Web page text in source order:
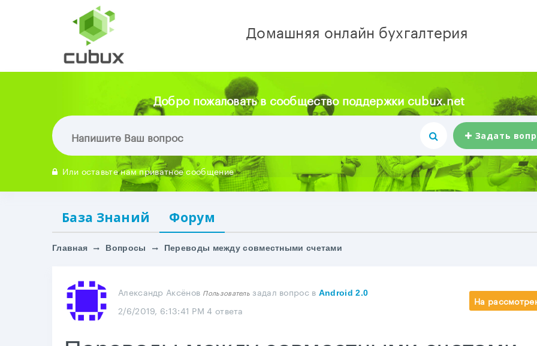
Домашняя онлайн бухгалтерия
Добро пожаловать в сообщество поддержки cubux.net
Задать
Или оставьте нам приватное сообщение
База Знаний Форум
Главная Вопросы Переводы между совместными счетами
Александр Аксёнов Пользователь задал вопрос в Android 2.0
2/6/2019, 6:13:41 PM 4 ответа
На